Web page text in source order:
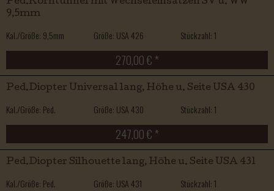
9,5mm
Kal./Größe: 9,5mm Größe: USA 426 Stückzahl: 1
270,00 € *
Ped.Diopter Universal lang, Höhe u. Seite USA 430
Kal./Größe: Ped. Größe: USA 430 Stückzahl: 1
247,00 € *
Ped.Diopter Silhouette lang, Höhe u. Seite USA 431
Kal./Größe: Ped. Größe: USA 431 Stückzahl: 1